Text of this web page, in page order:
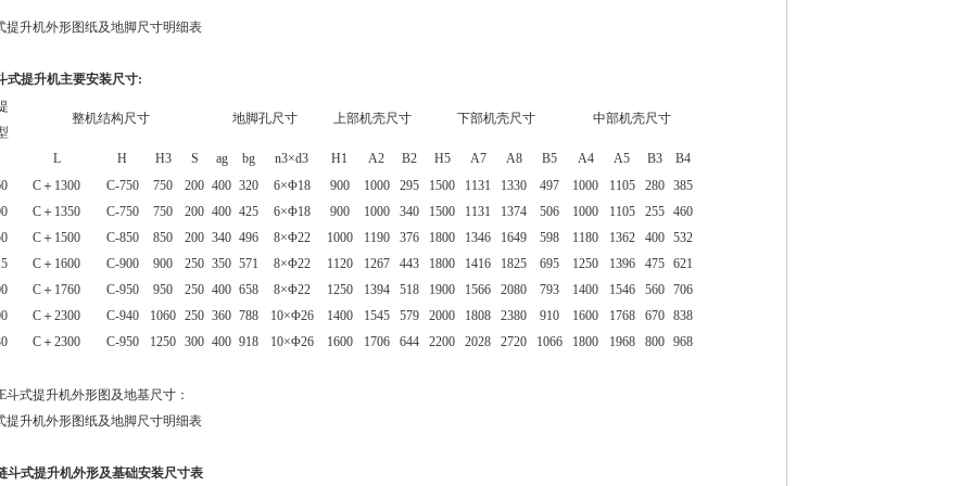
式提升机主要安装尺寸:
整机结构尺寸 地脚孔尺寸 上部机壳尺寸 下部机壳尺寸 中部机壳尺寸
L H H3 S ag bg n3×d3 H1 A2 B2 H5 A7 A8 B5 A4 A5 B3
B4
C＋1300
C＋1350
C＋1500
C＋1600
C＋1760
C＋2300
C＋2300
C-750
C-750
C-850
C-900
C-950
C-940
C-950
750
750
850
900
950
1060
1250
200
200
200
250
250
250
300
400
400
340
350
400
360
400
320
425
496
571
658
788
918
6×Φ18
6×Φ18
8×Φ22
8×Φ22
8×Φ22
10×Φ26
10×Φ26
900
900
1000
1120
1250
1400
1600
1000
1000
1190
1267
1394
1545
1706
295
340
376
443
518
579
644
1500
1500
1800
1800
1900
2000
2200
1131
1131
1346
1416
1566
1808
2028
1330
1374
1649
1825
2080
2380
2720
497
506
598
695
793
910
1066
1000
1000
1180
1250
1400
1600
1800
1105
1105
1362
1396
1546
1768
1968
280
255
400
475
560
670
800
385
460
532
621
706
838
968
NE斗式提升机外形图及地基尺寸：
斗式提升机外形及基础安装尺寸表